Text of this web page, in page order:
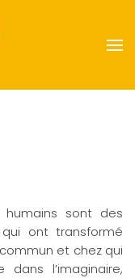
humains sont des
ont transformé
et chez qui
l’imaginaire,